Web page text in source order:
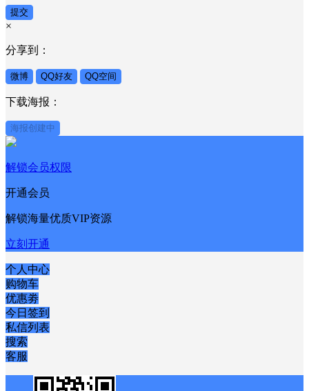
提交
×
分享到：
微博 QQ好友 QQ空间
下载海报：
海报创建中
解锁会员权限
开通会员
解锁海量优质VIP资源
立刻开通
个人中心
购物车
优惠劵
今日签到
私信列表
搜索
客服